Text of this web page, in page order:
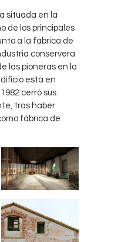
situada en la
de los principales
a la fábrica de
conservera
las pioneras en la
está en
cerró sus
tras haber
fábrica de